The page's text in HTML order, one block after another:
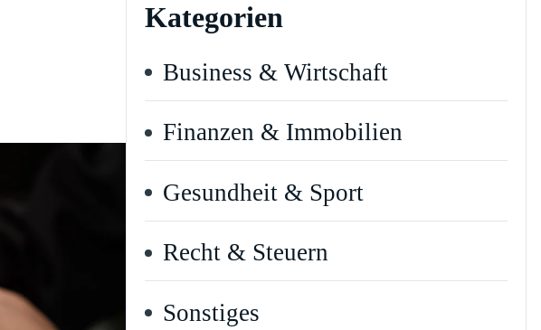
Kategorien
Business & Wirtschaft
Finanzen & Immobilien
Gesundheit & Sport
Recht & Steuern
Sonstiges